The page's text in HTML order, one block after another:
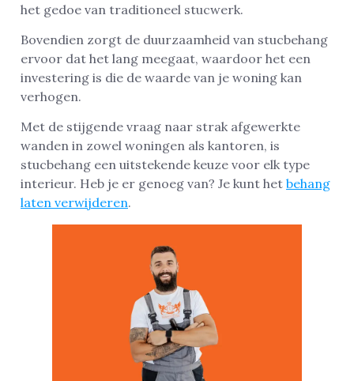
het gedoe van traditioneel stucwerk.
Bovendien zorgt de duurzaamheid van stucbehang
ervoor dat het lang meegaat, waardoor het een
investering is die de waarde van je woning kan
verhogen.
Met de stijgende vraag naar strak afgewerkte
wanden in zowel woningen als kantoren, is
stucbehang een uitstekende keuze voor elk type
interieur. Heb je er genoeg van? Je kunt het behang
laten verwijderen.